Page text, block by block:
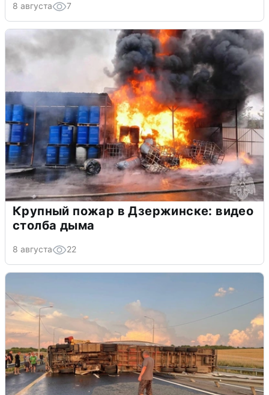
8 августа 7
Крупный пожар в Дзержинске: видео
столба дыма
8 августа 22